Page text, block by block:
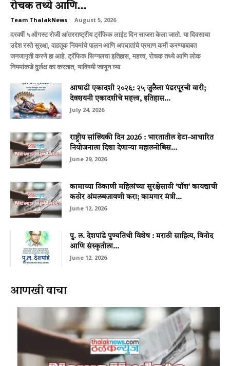
रोचक तथ्ये आणि...
Team ThalakNews - August 5, 2026
दरवर्षी ५ ऑगस्ट रोजी आंतरराष्ट्रीय ट्रॅफिक लाईट दिन साजरा केला जातो. या दिवसाचा
उद्देश रस्ते सुरक्षा, वाहतूक नियमांचे पालन आणि अपघातांचे प्रमाण कमी करण्याबाबत
जनजागृती करणे हा आहे. ट्रॅफिक सिग्नलचा इतिहास, महत्त्व, रोचक तथ्ये आणि लोक
नियमांकडे दुर्लक्ष का करतात, याविषयी जाणून घ्या
आषाढी एकादशी २०२६: २५ जुलैला पंढरपूरची वारी;
देवशयनी एकादशीचे महत्त्व, इतिहास...
July 24, 2026
राष्ट्रीय सांख्यिकी दिन 2026 : भारतातील डेटा-आधारित
नियोजनाला दिशा देणाऱ्या महालनोबिस...
June 29, 2026
कामाच्या ठिकाणी महिलांच्या सुरक्षेसाठी ‘पॉश’ कायद्याची
कठोर अंमलबजावणी करा; कामगार मंत्री...
June 12, 2026
पु. ल. देशपांडे पुण्यतिथी विशेष : मराठी साहित्य, विनोद
आणि संस्कृतीला...
June 12, 2026
आणखी वाचा